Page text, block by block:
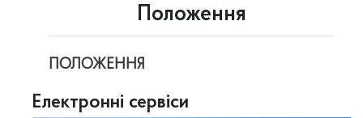
Положення
ПОЛОЖЕННЯ
Електронні сервіси